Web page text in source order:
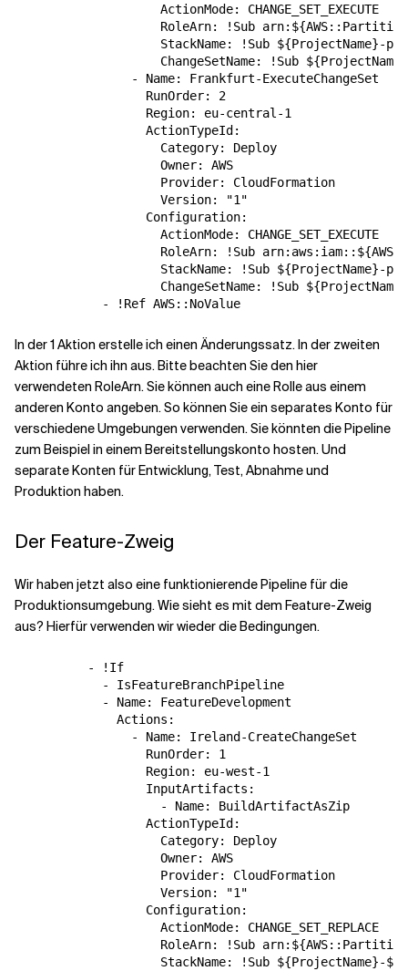
                    ActionMode: CHANGE_SET_EXECUTE
RoleArn: !Sub
StackName: !Sub ${ProjectName}-
ChangeSetName: !Sub
                - Name: Frankfurt-ExecuteChangeSet
                  RunOrder: 2
                  Region: eu-central-1
                  ActionTypeId:
                    Category: Deploy
                    Owner: AWS
                    Provider: CloudFormation
                    Version: "1"
                  Configuration:
                    ActionMode: CHANGE_SET_EXECUTE
RoleArn: !Sub
StackName: !Sub ${ProjectName}-
ChangeSetName: !Sub
In der 1 Aktion erstelle ich einen Änderungssatz. In der zweiten
Aktion führe ich ihn aus. Bitte beachten Sie den hier
verwendeten RoleArn. Sie können auch eine Rolle aus einem
anderen Konto angeben. So können Sie ein separates Konto für
verschiedene Umgebungen verwenden. Sie könnten die Pipeline
zum Beispiel in einem Bereitstellungskonto hosten. Und
separate Konten für Entwicklung, Test, Abnahme und
Produktion haben.
Der Feature-Zweig
Wir haben jetzt also eine funktionierende Pipeline für die
Produktionsumgebung. Wie sieht es mit dem Feature-Zweig
aus? Hierfür verwenden wir wieder die Bedingungen.
          - !If
            - IsFeatureBranchPipeline
            - Name: FeatureDevelopment
              Actions:
                - Name: Ireland-CreateChangeSet
                  RunOrder: 1
                  Region: eu-west-1
                  InputArtifacts:
                    - Name: BuildArtifactAsZip
                  ActionTypeId:
                    Category: Deploy
                    Owner: AWS
                    Provider: CloudFormation
                    Version: "1"
                  Configuration:
                    ActionMode: CHANGE_SET_REPLACE
RoleArn: !Sub
StackName: !Sub ${ProjectName}-